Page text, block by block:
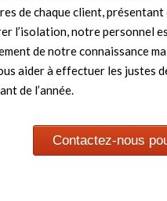
de chaque client,
l’isolation, notre personnel
de notre connaissance
aider à effectuer les
de l’année.
Contactez-nous